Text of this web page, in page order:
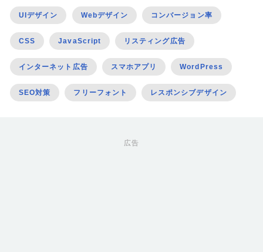
UIデザイン Webデザイン コンバージョン率
CSS JavaScript リスティング広告
インターネット広告 スマホアプリ WordPress
SEO対策 フリーフォント レスポンシブデザイン
広告